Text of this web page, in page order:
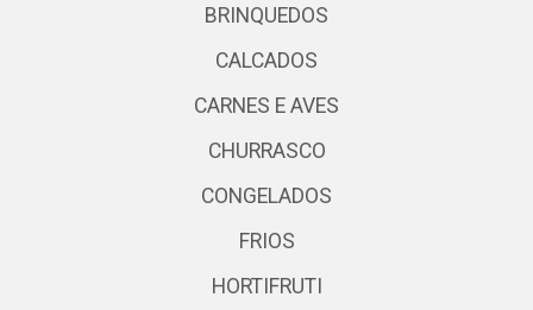
BRINQUEDOS
CALCADOS
CARNES E AVES
CHURRASCO
CONGELADOS
FRIOS
HORTIFRUTI